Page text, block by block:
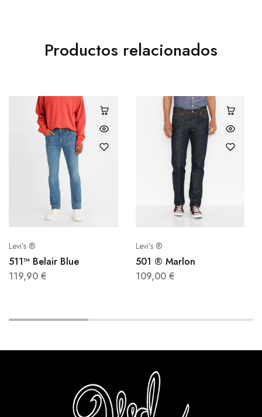
Productos relacionados
Levi’s ®
511™ Belair Blue
119,90 €
Levi’s ®
501 ® Marlon
109,00 €